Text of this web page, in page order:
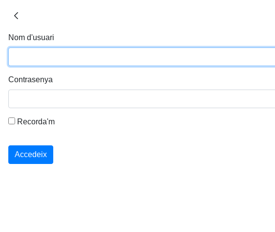
Nom d'usuari
Contrasenya
Recorda'm
Accedeix